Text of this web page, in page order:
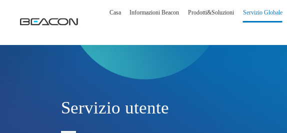
Casa Informazioni Beacon Prodotti&soluzioni Servizio Globale
Servizio utente